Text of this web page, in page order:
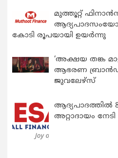
മുത്തൂറ്റ്
കോടി രൂപയായി ഉയർന്നു
‘അക്ഷയ തങ്ക
ആഭരണ
ജുവലേഴ്‌സ്
ആദ്യപാദത്തിൽ
അറ്റാദായം